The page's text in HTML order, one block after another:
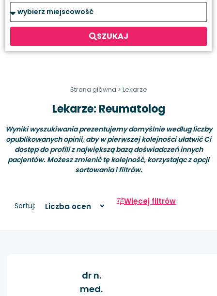
SZUKAJ
Strona główna > Lekarze
Lekarze: Reumatolog
Wyniki wyszukiwania prezentujemy domyślnie według liczby
opublikowanych opinii, aby w pierwszej kolejności ułatwić Ci
dostęp do profili z największą bazą doświadczeń innych
pacjentów. Możesz zmienić tę kolejność, korzystając z opcji
sortowania i filtrów.
Sortuj: Więcej filtrów
dr n.
med.